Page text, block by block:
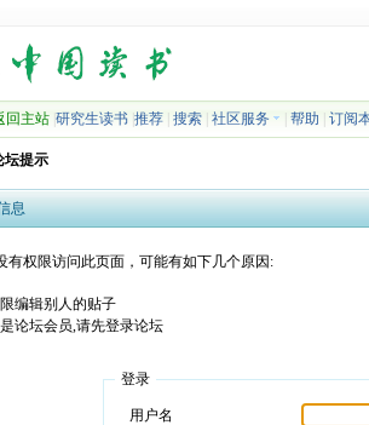
回主站| 研究生读书| 推荐| 搜索| 社区服务 帮助 订阅
坛提示
息
有权限访问此页面，可能有如下几个原因:
编辑别人的贴子
论坛会员,请先登录论坛
登录
用户名